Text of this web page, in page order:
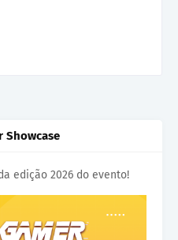
Showcase
edição 2026 do evento!